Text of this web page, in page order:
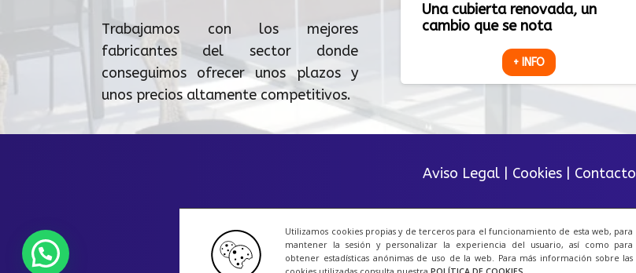
Utilizamos cookies propias y de terceros para el funcionamiento de esta web, para
mantener la sesión y personalizar la experiencia del usuario, así como para
obtener estadísticas anónimas de uso de la web. Para más información sobre las
Trabajamos con los mejores
fabricantes del sector donde
conseguimos ofrecer unos plazos y
unos precios altamente competitivos.
Una cubierta renovada, un
cambio que se nota
+ INFO
Aviso Legal| Cookies| Contacto
Una web deACRILONIA